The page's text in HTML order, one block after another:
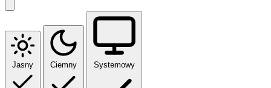
Jasny Ciemny Systemowy